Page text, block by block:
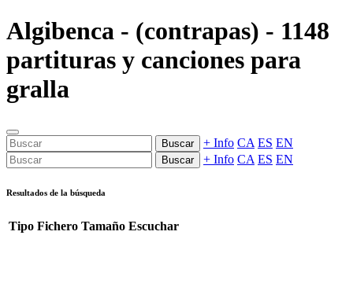
Algibenca - (contrapas) - 1148
partituras y canciones para
gralla
Buscar + Info CA ES EN
Buscar + Info CA ES EN
Resultados de la búsqueda
Tipo Fichero Tamaño Escuchar